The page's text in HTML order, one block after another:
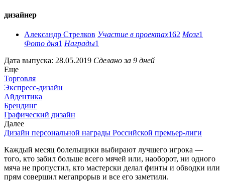
дизайнер
Александр Стрелков Участие в проектах162 Мозг1
Фото дня1 Награды1
Дата выпуска: 28.05.2019 Сделано за 9 дней
Еще
Торговля
Экспресс-дизайн
Айдентика
Брендинг
Графический дизайн
Далее
Дизайн персональной награды Российской премьер-лиги
Каждый месяц болельщики выбирают лучшего игрока —
того, кто забил больше всего мячей или, наоборот, ни одного
мяча не пропустил, кто мастерски делал финты и обводки или
прям совершил мегапрорыв и все его заметили.